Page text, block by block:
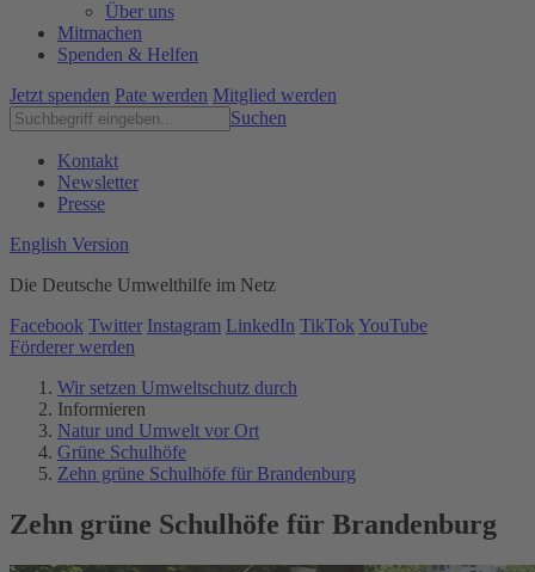
Über uns
Mitmachen
Spenden & Helfen
Jetzt spenden Pate werden Mitglied werden
Suchen
Kontakt
Newsletter
Presse
English Version
Die Deutsche Umwelthilfe im Netz
Facebook Twitter Instagram LinkedIn TikTok YouTube
Förderer werden
Wir setzen Umweltschutz durch
Informieren
Natur und Umwelt vor Ort
Grüne Schulhöfe
Zehn grüne Schulhöfe für Brandenburg
Zehn grüne Schulhöfe für Brandenburg